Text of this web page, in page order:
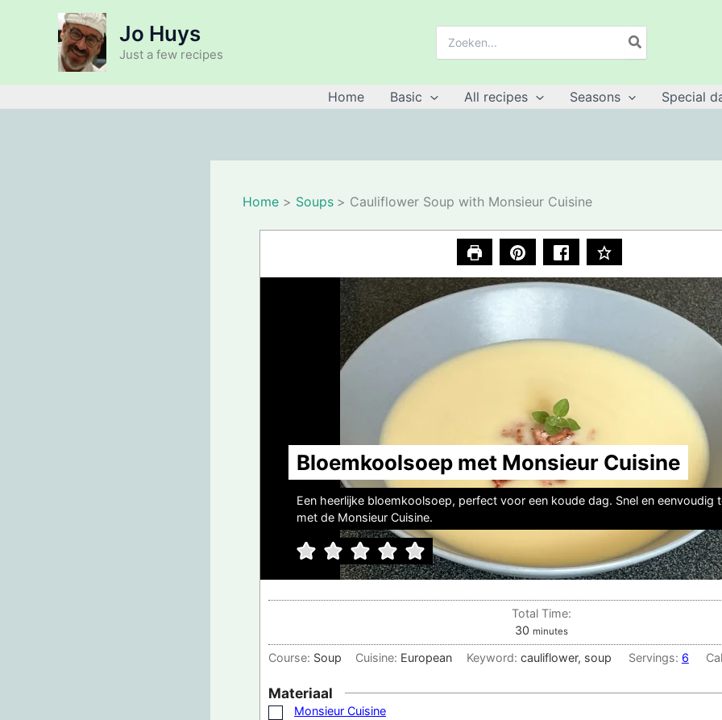
Jo Huys
Just a few recipes
for:
Home Basic All recipes Seasons Special
Home Soups Cauliflower Soup with Monsieur Cuisine
Bloemkoolsoep met Monsieur Cuisine
Een heerlijke bloemkoolsoep, perfect voor een koude dag. Snel en eenvoudig
met de Monsieur Cuisine.
Total Time:
30 minutes
minutes
Course: Soup Cuisine: European Keyword: cauliflower, soup Servings: 6
Materiaal
▢
Monsieur Cuisine